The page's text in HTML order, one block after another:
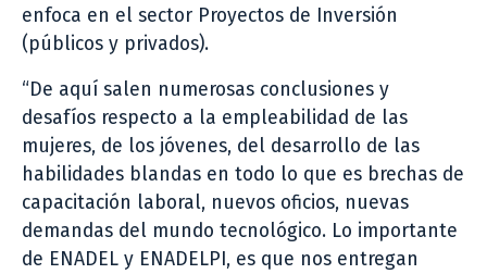
enfoca en el sector Proyectos de Inversión
(públicos y privados).
“De aquí salen numerosas conclusiones y
desafíos respecto a la empleabilidad de las
mujeres, de los jóvenes, del desarrollo de las
habilidades blandas en todo lo que es brechas de
capacitación laboral, nuevos oficios, nuevas
demandas del mundo tecnológico. Lo importante
de ENADEL y ENADELPI, es que nos entregan